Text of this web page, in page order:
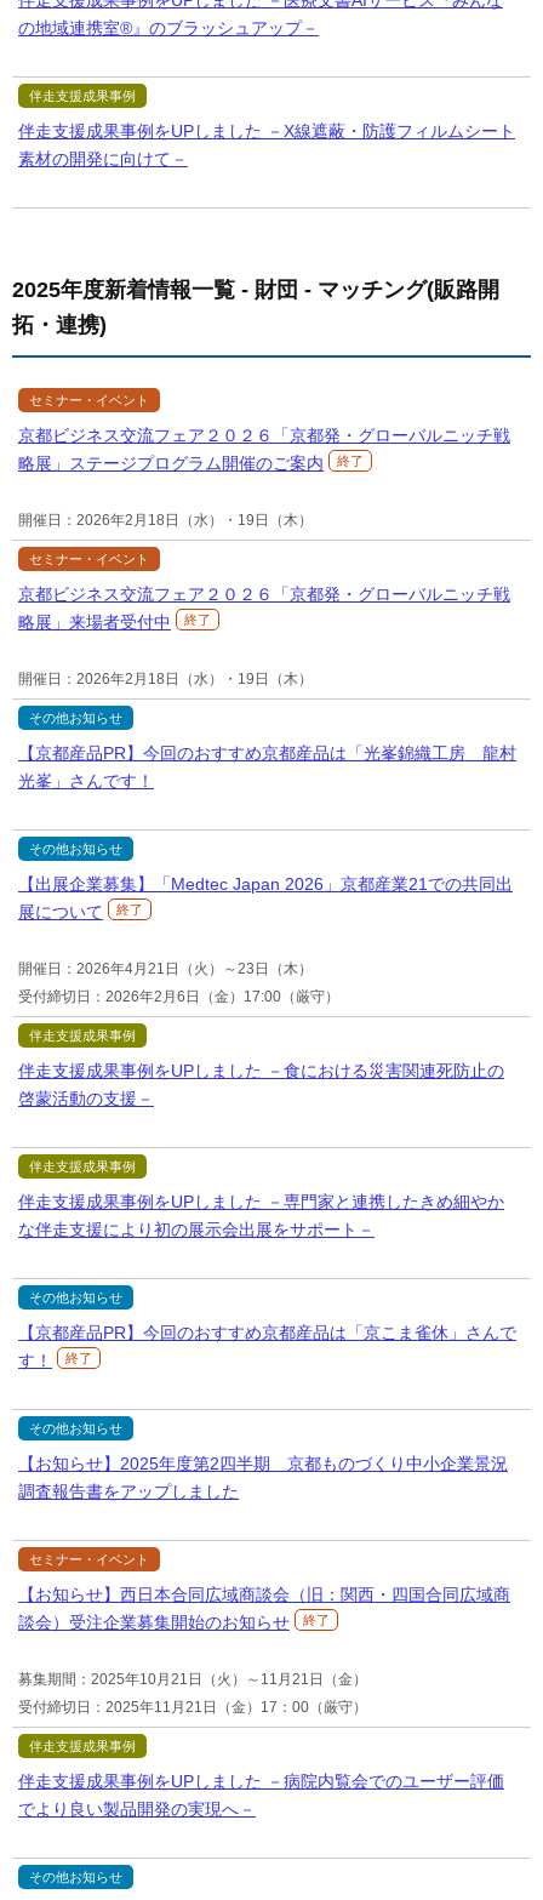
の地域連携室®』のブラッシュアップ－
伴走支援成果事例
伴走支援成果事例をUPしました －X線遮蔽・防護フィルムシート
素材の開発に向けて－
2025年度新着情報一覧 - 財団 - マッチング(販路開
拓・連携)
セミナー・イベント
京都ビジネス交流フェア２０２６「京都発・グローバルニッチ戦
略展」ステージプログラム開催のご案内
終了
開催日：2026年2月18日（水）・19日（木）
セミナー・イベント
京都ビジネス交流フェア２０２６「京都発・グローバルニッチ戦
略展」来場者受付中
終了
開催日：2026年2月18日（水）・19日（木）
その他お知らせ
【京都産品PR】今回のおすすめ京都産品は「光峯錦織工房 龍村
光峯」さんです！
その他お知らせ
【出展企業募集】「Medtec Japan 2026」京都産業21での共同出
展について
終了
開催日：2026年4月21日（火）～23日（木）
受付締切日：2026年2月6日（金）17:00（厳守）
伴走支援成果事例
伴走支援成果事例をUPしました －食における災害関連死防止の
啓蒙活動の支援－
伴走支援成果事例
伴走支援成果事例をUPしました －専門家と連携したきめ細やか
な伴走支援により初の展示会出展をサポート－
その他お知らせ
【京都産品PR】今回のおすすめ京都産品は「京こま雀休」さんで
す！
終了
その他お知らせ
【お知らせ】2025年度第2四半期 京都ものづくり中小企業景況
調査報告書をアップしました
セミナー・イベント
【お知らせ】西日本合同広域商談会（旧：関西・四国合同広域商
談会）受注企業募集開始のお知らせ
終了
募集期間：2025年10月21日（火）～11月21日（金）
受付締切日：2025年11月21日（金）17：00（厳守）
伴走支援成果事例
伴走支援成果事例をUPしました －病院内覧会でのユーザー評価
でより良い製品開発の実現へ－
その他お知らせ